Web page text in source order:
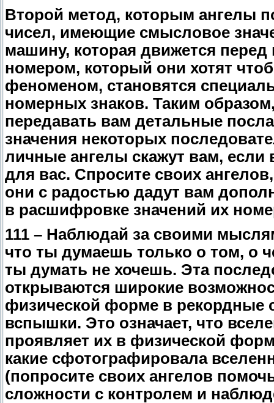
Второй метод, которым ангелы
чисел, имеющие смысловое
машину, которая движется
номером, который они хотят
феноменом, становятся
номерных знаков. Таким
передавать вам детальные
значения некоторых
личные ангелы скажут вам, если
для вас. Спросите своих
они с радостью дадут вам
в расшифровке значений их
111 – Наблюдай за своими
что ты думаешь только о том, о
ты думать не хочешь. Эта
открываются широкие
физической форме в рекордные
вспышки. Это означает, что
проявляет их в физической
какие сфотографировала
(попросите своих ангелов
сложности с контролем и